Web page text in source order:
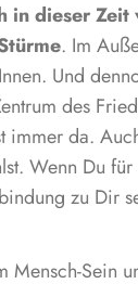
in dieser Zeit
. Im
Und
des
immer da.
Wenn Du
zu Dir
Mensch-Sein